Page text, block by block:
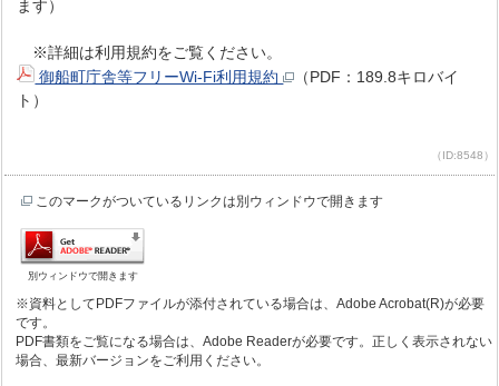
ます）
※詳細は利用規約をご覧ください。
御船町庁舎等フリーWi-Fi利用規約
（PDF：189.8キロバイ
ト）
（ID:8548）
このマークがついているリンクは別ウィンドウで開きます
別ウィンドウで開きます
※資料としてPDFファイルが添付されている場合は、Adobe Acrobat(R)が必要
です。
PDF書類をご覧になる場合は、Adobe Readerが必要です。正しく表示されない
場合、最新バージョンをご利用ください。